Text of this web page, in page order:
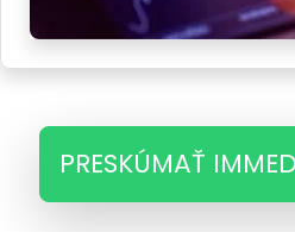
PRESKÚMAŤ